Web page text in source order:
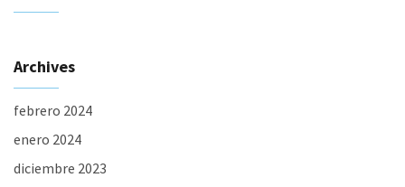
Archives
febrero 2024
enero 2024
diciembre 2023